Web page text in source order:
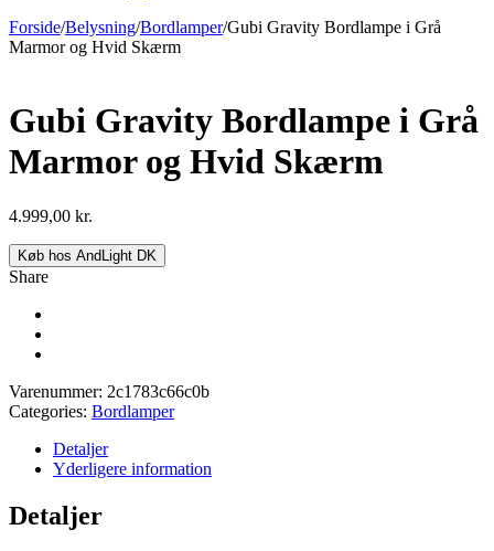
Forside/Belysning/Bordlamper/Gubi Gravity Bordlampe i Grå
Marmor og Hvid Skærm
Gubi Gravity Bordlampe i Grå
Marmor og Hvid Skærm
4.999,00 kr.
Køb hos AndLight DK
Share
Varenummer: 2c1783c66c0b
Categories: Bordlamper
Detaljer
Yderligere information
Detaljer